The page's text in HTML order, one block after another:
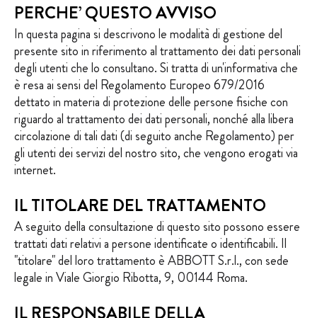
HMB
NUTRIZIONE
#SUCONLAFORZA
PERCHE’ QUESTO AVVISO
In questa pagina si descrivono le modalità di gestione del
presente sito in riferimento al trattamento dei dati personali
degli utenti che lo consultano. Si tratta di un'informativa che
è resa ai sensi del Regolamento Europeo 679/2016
dettato in materia di protezione delle persone fisiche con
riguardo al trattamento dei dati personali, nonché alla libera
circolazione di tali dati (di seguito anche Regolamento) per
gli utenti dei servizi del nostro sito, che vengono erogati via
internet.
IL TITOLARE DEL TRATTAMENTO
A seguito della consultazione di questo sito possono essere
trattati dati relativi a persone identificate o identificabili. Il
"titolare" del loro trattamento è ABBOTT S.r.l., con sede
legale in Viale Giorgio Ribotta, 9, 00144 Roma.
IL RESPONSABILE DELLA